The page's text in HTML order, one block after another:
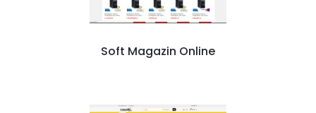
Soft Magazin Online